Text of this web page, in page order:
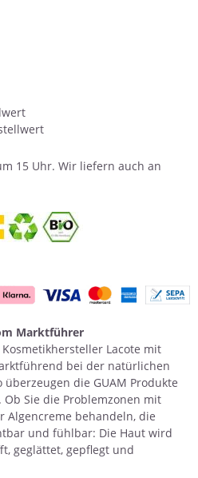
15 Uhr. Wir liefern auch an
Marktführer
Lacote mit
bei der natürlichen
die GUAM Produkte
Sie die Problemzonen mit
Algencreme behandeln, die
und fühlbar: Die Haut wird
geglättet, gepflegt und